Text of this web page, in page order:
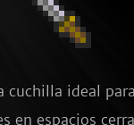
cuchilla ideal
en espacios